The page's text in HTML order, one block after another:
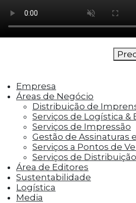
como os visitantes
cookies ajudam a fornecer
as métricas do número de
rejeição, origem do tráfego,
funcionalidades, como
conteúdo do site em
media, coletar feedbacks
terceiros.
Cookies Marketing
Os cookies de marketing
entregar aos visitantes
personalizados com base
visitaram antes e analisar a
campanha publicitária.
Empresa
Áreas de Negócio
Distribuição de
Serviços de Logística &
Serviços de Impressão
Gestão de Assinaturas
Serviços a Pontos de
Serviços de Distribuição
Área de Editores
Sustentabilidade
Logística
Media